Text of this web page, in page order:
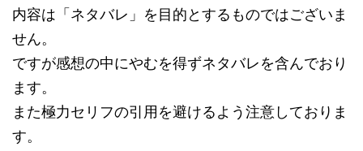
内容は「ネタバレ」を目的とするものではございま
せん。
ですが感想の中にやむを得ずネタバレを含んでおり
ます。
また極力セリフの引用を避けるよう注意しておりま
す。